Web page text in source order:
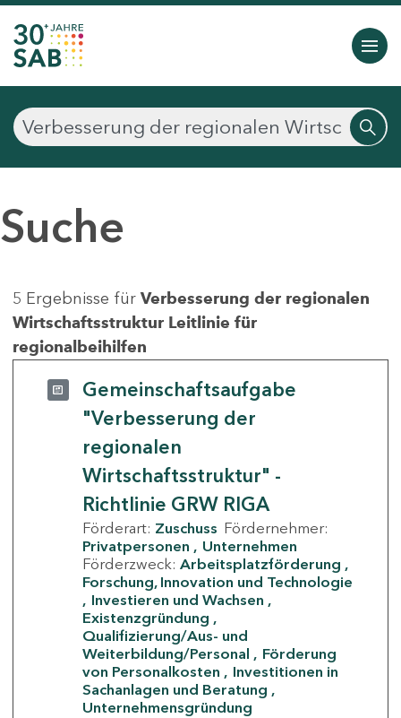
Suche
5 Ergebnisse für Verbesserung der regionalen
Wirtschaftsstruktur Leitlinie für
regionalbeihilfen
Gemeinschaftsaufgabe
"Verbesserung der
regionalen
Wirtschaftsstruktur" -
Richtlinie GRW RIGA
Förderart: Zuschuss Fördernehmer:
Privatpersonen
Unternehmen
Förderzweck: Arbeitsplatzförderung
Forschung, Innovation und Technologie
Investieren und Wachsen
Existenzgründung
Qualifizierung/Aus- und
Weiterbildung/Personal
Förderung
von Personalkosten
Investitionen in
Sachanlagen und Beratung
Unternehmensgründung